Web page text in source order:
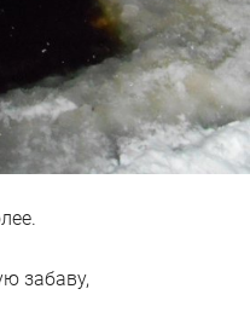
забаву,